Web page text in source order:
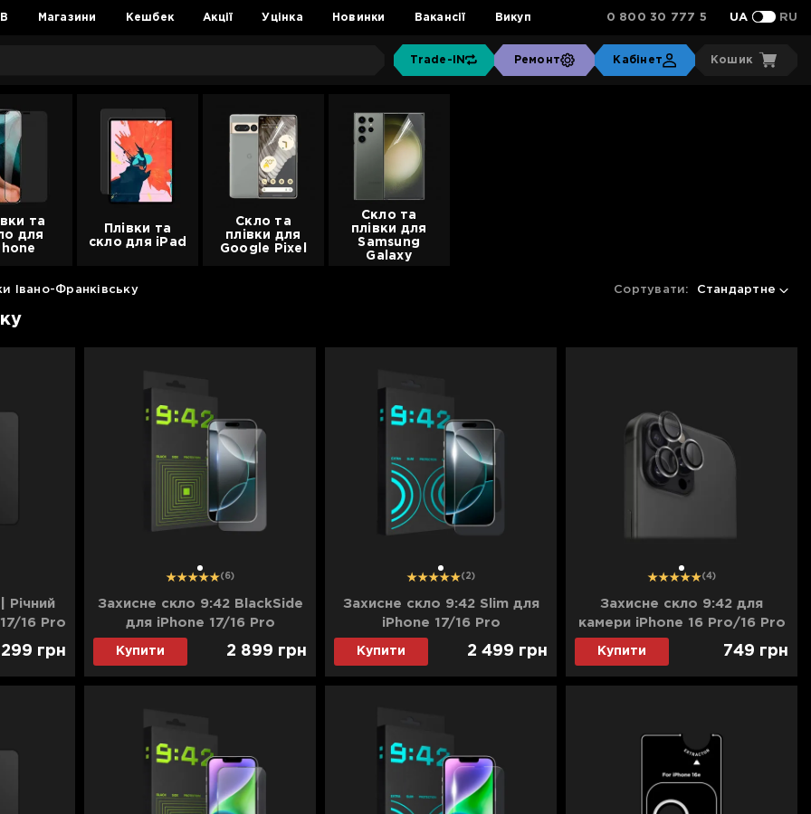
Магазини Кешбек Акції Уцінка Новинки Вакансії Викуп 0 800 30 777 5 UA RU
Trade-IN Ремонт Кабінет Кошик
та
для
Плівки та
скло для iPad
Скло та
плівки для
Google Pixel
Скло та
плівки для
Samsung
Galaxy
Івано-Франківську Сортувати: Стандартне
Річний
16 Pro
грн
1 (6)
Захисне скло 9:42 BlackSide
для iPhone 17/16 Pro
Купити 2 899 грн
1 (2)
Захисне скло 9:42 Slim для
iPhone 17/16 Pro
Купити 2 499 грн
1 (4)
Захисне скло 9:42 для
камери iPhone 16 Pro/16 Pro
Max (Clear)
Купити 749 грн